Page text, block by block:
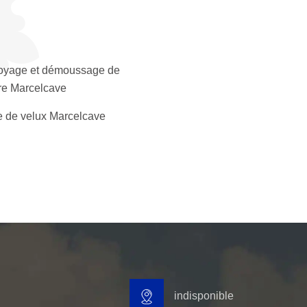
et démoussage de
Marcelcave
de velux Marcelcave
indisponible